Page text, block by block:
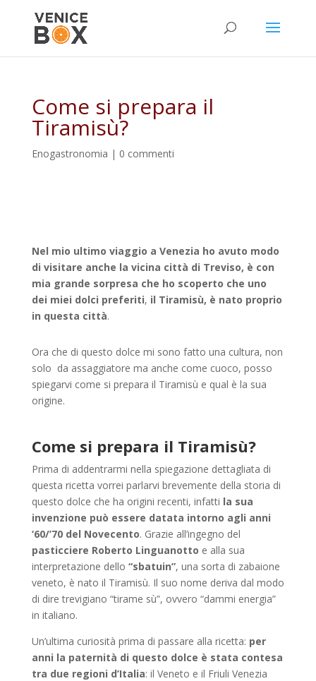
Come si prepara il
Tiramisù?
Enogastronomia | 0 commenti
Nel mio ultimo viaggio a Venezia ho avuto modo
di visitare anche la vicina città di Treviso, è con
mia grande sorpresa che ho scoperto che uno
dei miei dolci preferiti, il Tiramisù, è nato proprio
in questa città.
Ora che di questo dolce mi sono fatto una cultura, non
solo da assaggiatore ma anche come cuoco, posso
spiegarvi come si prepara il Tiramisù e qual è la sua
origine.
Come si prepara il Tiramisù?
Prima di addentrarmi nella spiegazione dettagliata di
questa ricetta vorrei parlarvi brevemente della storia di
questo dolce che ha origini recenti, infatti la sua
invenzione può essere datata intorno agli anni
‘60/’70 del Novecento. Grazie all’ingegno del
pasticciere Roberto Linguanotto e alla sua
interpretazione dello “sbatuin”, una sorta di zabaione
veneto, è nato il Tiramisù. Il suo nome deriva dal modo
di dire trevigiano “tirame sù”, ovvero “dammi energia”
in italiano.
Un’ultima curiosità prima di passare alla ricetta: per
anni la paternità di questo dolce è stata contesa
tra due regioni d’Italia: il Veneto e il Friuli Venezia